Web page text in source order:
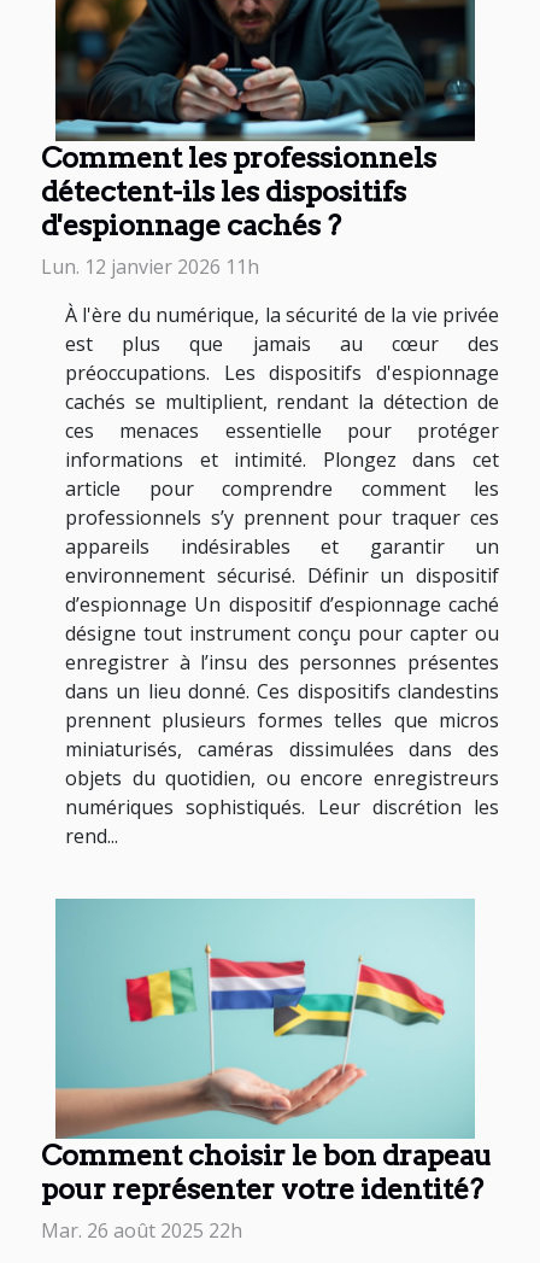
Comment les professionnels
détectent-ils les dispositifs
d'espionnage cachés ?
Lun. 12 janvier 2026 11h
À l'ère du numérique, la sécurité de la vie privée
est plus que jamais au cœur des
préoccupations. Les dispositifs d'espionnage
cachés se multiplient, rendant la détection de
ces menaces essentielle pour protéger
informations et intimité. Plongez dans cet
article pour comprendre comment les
professionnels s’y prennent pour traquer ces
appareils indésirables et garantir un
environnement sécurisé. Définir un dispositif
d’espionnage Un dispositif d’espionnage caché
désigne tout instrument conçu pour capter ou
enregistrer à l’insu des personnes présentes
dans un lieu donné. Ces dispositifs clandestins
prennent plusieurs formes telles que micros
miniaturisés, caméras dissimulées dans des
objets du quotidien, ou encore enregistreurs
numériques sophistiqués. Leur discrétion les
rend...
Comment choisir le bon drapeau
pour représenter votre identité?
Mar. 26 août 2025 22h